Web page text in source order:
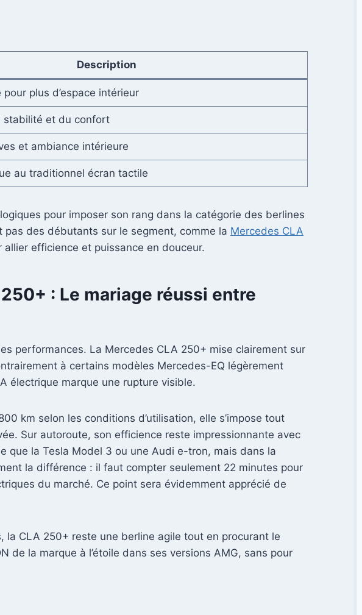
Description
plus d’espace intérieur
stabilité et du confort
et ambiance intérieure
au traditionnel écran tactile
pour imposer son rang dans la catégorie des berlines
pas des débutants sur le segment, comme la Mercedes CLA
efficience et puissance en douceur.
: Le mariage réussi entre
performances. La Mercedes CLA 250+ mise clairement sur
à certains modèles Mercedes-EQ légèrement
électrique marque une rupture visible.
km selon les conditions d’utilisation, elle s’impose tout
Sur autoroute, son efficience reste impressionnante avec
que la Tesla Model 3 ou une Audi e-tron, mais dans la
la différence : il faut compter seulement 22 minutes pour
du marché. Ce point sera évidemment apprécié de
CLA 250+ reste une berline agile tout en procurant le
de la marque à l’étoile dans ses versions AMG, sans pour